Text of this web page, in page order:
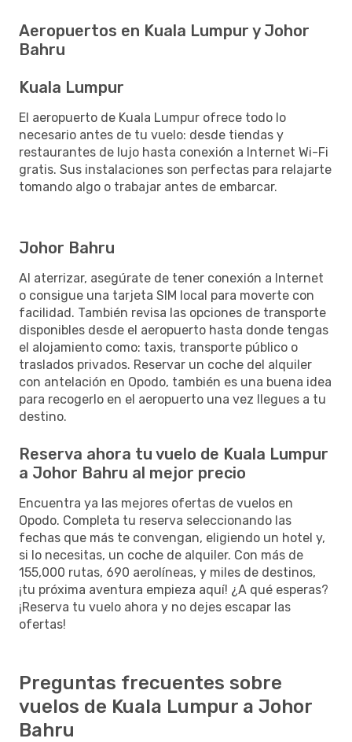
Aeropuertos en Kuala Lumpur y Johor
Bahru
Kuala Lumpur
El aeropuerto de Kuala Lumpur ofrece todo lo
necesario antes de tu vuelo: desde tiendas y
restaurantes de lujo hasta conexión a Internet Wi-Fi
gratis. Sus instalaciones son perfectas para relajarte
tomando algo o trabajar antes de embarcar.
Johor Bahru
Al aterrizar, asegúrate de tener conexión a Internet
o consigue una tarjeta SIM local para moverte con
facilidad. También revisa las opciones de transporte
disponibles desde el aeropuerto hasta donde tengas
el alojamiento como: taxis, transporte público o
traslados privados. Reservar un coche del alquiler
con antelación en Opodo, también es una buena idea
para recogerlo en el aeropuerto una vez llegues a tu
destino.
Reserva ahora tu vuelo de Kuala Lumpur
a Johor Bahru al mejor precio
Encuentra ya las mejores ofertas de vuelos en
Opodo. Completa tu reserva seleccionando las
fechas que más te convengan, eligiendo un hotel y,
si lo necesitas, un coche de alquiler. Con más de
155,000 rutas, 690 aerolíneas, y miles de destinos,
¡tu próxima aventura empieza aquí! ¿A qué esperas?
¡Reserva tu vuelo ahora y no dejes escapar las
ofertas!
Preguntas frecuentes sobre
vuelos de Kuala Lumpur a Johor
Bahru